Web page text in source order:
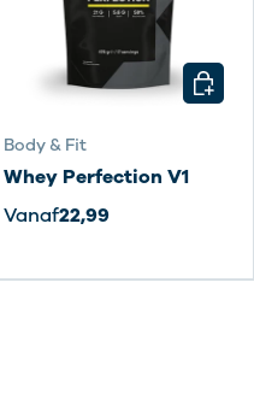
Body & Fit
Whey Perfection V1
Vanaf22,99
KIES